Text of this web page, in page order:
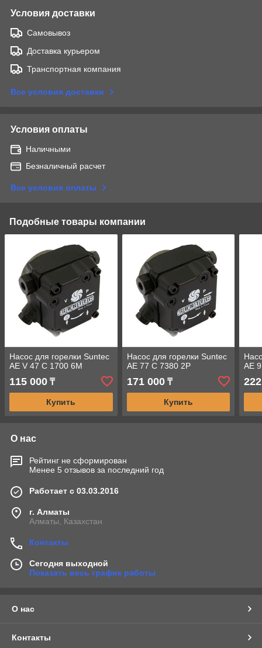
Условия доставки
Самовывоз
Доставка курьером
Транспортная компания
Все условия доставки
Условия оплаты
Наличными
Безналичный расчет
Все условия оплаты
Подобные товары компании
Насос для горелки Suntec
AE V 47 C 1700 6M
115 000 ₸
Купить
Насос для горелки Suntec
AE 77 C 7380 2P
171 000₸
Купить
AE
О нас
Рейтинг не сформирован
Менее 5 отзывов за последний год
Работает с 03.03.2016
г. Алматы
Алматы, Казахстан
Контакты
Сегодня выходной
Показать весь график работы
О нас
Контакты